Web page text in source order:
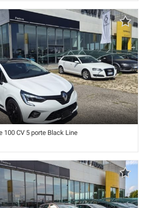
(5) • Grigio metallizzato • 5 Porte • ABS •
Airbag Passeggero • Airbag testa • Autoradio •
• Boardcomputer • Chiusura
• Controllo elettronico della corsia •
Control • ESP • Fari LED • Frenata
elettronico • Isofix • Sensori
Servosterzo • Navigatore satellitare • Sound
elettrici • Touch screen • USB • Vivavoce
100 CV 5 porte Black Line
(5) • Bianco pastello • 5 Porte • ABS •
Passeggero • Airbag testa • Autoradio •
• Boardcomputer • Chiusura
• Controllo elettronico della corsia •
Control • ESP • Fari LED • Fendinebbia •